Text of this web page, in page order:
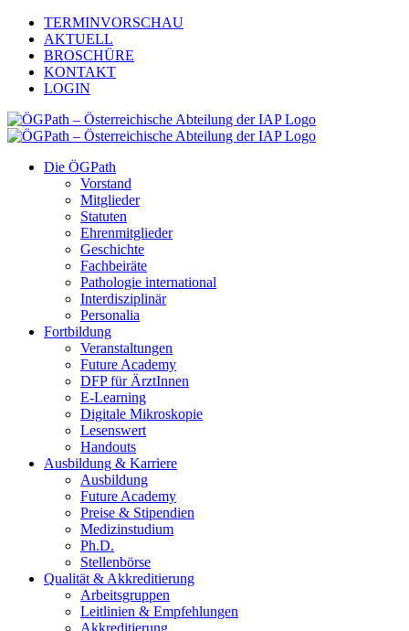
Zum
Inhalt
springen
TERMINVORSCHAU
AKTUELL
BROSCHÜRE
KONTAKT
LOGIN
Die ÖGPath
Vorstand
Mitglieder
Statuten
Ehrenmitglieder
Geschichte
Fachbeiräte
Pathologie international
Interdisziplinär
Personalia
Fortbildung
Veranstaltungen
Future Academy
DFP für ÄrztInnen
E-Learning
Digitale Mikroskopie
Lesenswert
Handouts
Ausbildung & Karriere
Ausbildung
Future Academy
Preise & Stipendien
Medizinstudium
Ph.D.
Stellenbörse
Qualität & Akkreditierung
Arbeitsgruppen
Leitlinien & Empfehlungen
Akkreditierung